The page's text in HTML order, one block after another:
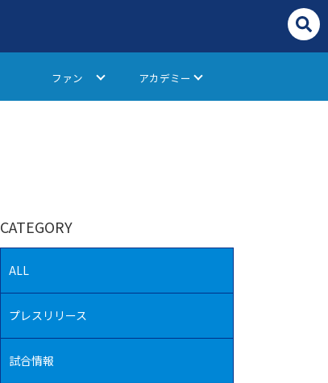
ファン アカデミー
CATEGORY
ALL
プレスリリース
試合情報